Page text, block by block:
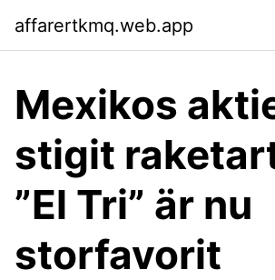
affarertkmq.web.app
Mexikos
stigit
”El Tri” är nu
storfavorit